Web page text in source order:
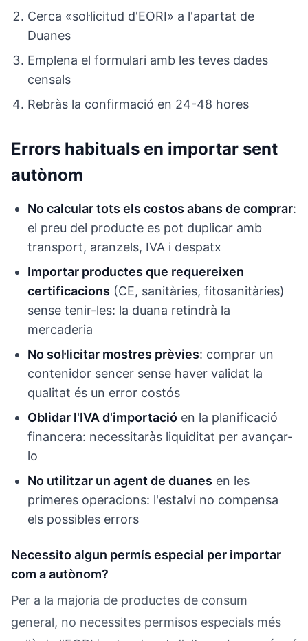
Cerca «sol·licitud d'EORI» a l'apartat de
Duanes
Emplena el formulari amb les teves dades
censals
Rebràs la confirmació en 24-48 hores
Errors habituals en importar sent
autònom
No calcular tots els costos abans de comprar:
el preu del producte es pot duplicar amb
transport, aranzels, IVA i despatx
Importar productes que requereixen
certificacions (CE, sanitàries, fitosanitàries)
sense tenir-les: la duana retindrà la
mercaderia
No sol·licitar mostres prèvies: comprar un
contenidor sencer sense haver validat la
qualitat és un error costós
Oblidar l'IVA d'importació en la planificació
financera: necessitaràs liquiditat per avançar-
lo
No utilitzar un agent de duanes en les
primeres operacions: l'estalvi no compensa
els possibles errors
Necessito algun permís especial per importar
com a autònom?
Per a la majoria de productes de consum
general, no necessites permisos especials més